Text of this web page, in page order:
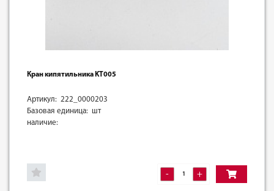
Кран кипятильника KT005
Артикул: 222_0000203
Базовая единица: шт
наличие:
- +